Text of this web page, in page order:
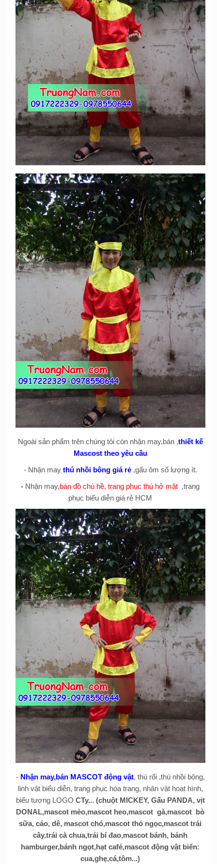
Ngoài sản phẩm trên chúng tôi còn nhận may,bán ,thiết kế
Mascost theo yêu cầu
- Nhận may thú nhồi bông giá rẻ,gấu ôm số lượng ít.
- Nhận may,bán đồ chú hề, trang phục thú hở mặt ,trang
phục biểu diễn giá rẻ HCM
- Nhận may,bán MASCOT động vật, thú rối ,thú nhồi bông,
linh vật biểu diễn, trang phục hóa trang, nhân vật hoạt hình,
biểu tượng LOGO CTy... (chuột MICKEY, Gấu PANDA, vịt
DONAL,mascot mèo,mascot heo,mascot gà,mascot bò
sữa, cáo, dê, mascot chó,mascot thỏ ngọc,mascot trái
cây,trái cà chua,trái bí đao,mascot bánh, bánh
hamburger,bánh ngọt,hạt café,mascot động vật biển:
cua,ghẹ,cá,tôm...)